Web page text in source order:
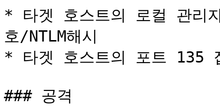
* 타겟 호스트의 로컬 관리
호/NTLM해시
* 타겟 호스트의 포트 135
### 공격